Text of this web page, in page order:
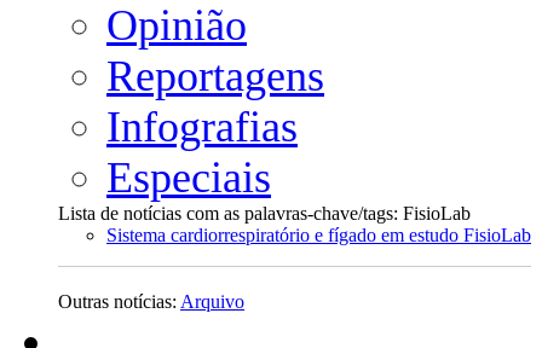
Opinião
Reportagens
Infografias
Especiais
Lista de notícias com as palavras-chave/tags: FisioLab
Sistema cardiorrespiratório e fígado em estudo FisioLab
Outras notícias: Arquivo